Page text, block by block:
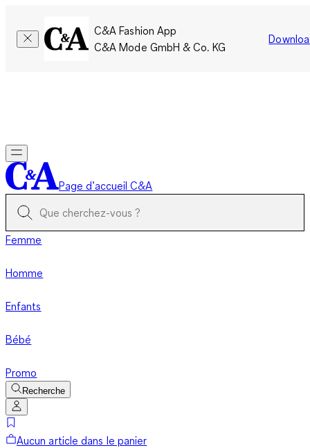
C&A Fashion App
C&A Mode GmbH & Co. KG
Page d’accueil C&A
Femme
Homme
Enfants
Bébé
Promo
Recherche
Aucun article dans le panier